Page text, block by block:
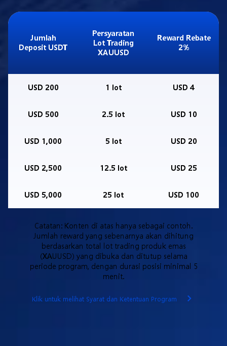
Jumlah
Deposit USDT
Persyaratan
Lot Trading
XAUUSD
Reward Rebate
2%
USD 200 1 lot USD 4
USD 500 2.5 lot USD 10
USD 1,000 5 lot USD 20
USD 2,500 12.5 lot USD 25
USD 5,000 25 lot USD 100
Catatan: Konten di atas hanya sebagai contoh.
Jumlah reward yang sebenarnya akan dihitung
berdasarkan total lot trading produk emas
(XAUUSD) yang dibuka dan ditutup selama
periode program, dengan durasi posisi minimal 5
menit.
Klik untuk melihat Syarat dan Ketentuan Program